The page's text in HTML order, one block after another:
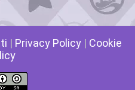
| Privacy Policy | Cookie